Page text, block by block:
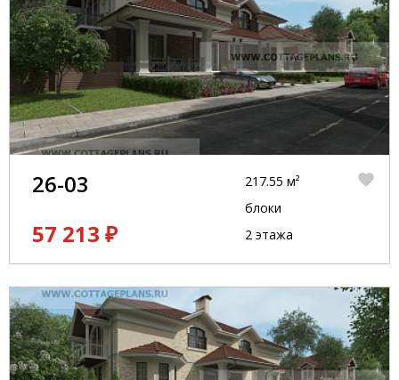
26-03
57 213 ₽
217.55 м²
блоки
2 этажа